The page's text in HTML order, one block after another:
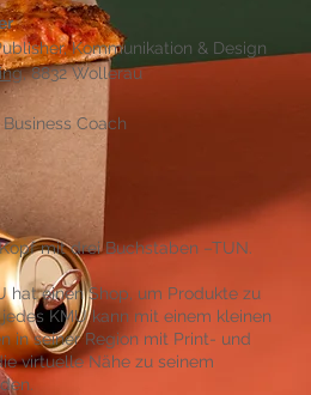
Kommunikation & Design
8832 Wollerau
Business Coach
mit drei Buchstaben –TUN.
hat einen Shop, um Produkte zu
KMU kann mit einem kleinen
in seiner Region mit Print- und
virtuelle Nähe zu seinem